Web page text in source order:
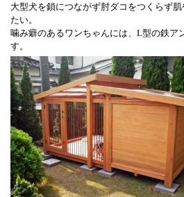
大型犬を鎖につながず肘ダコをつくらず
たい。
噛み癖のあるワンちゃんには、L型の鉄ア
す。